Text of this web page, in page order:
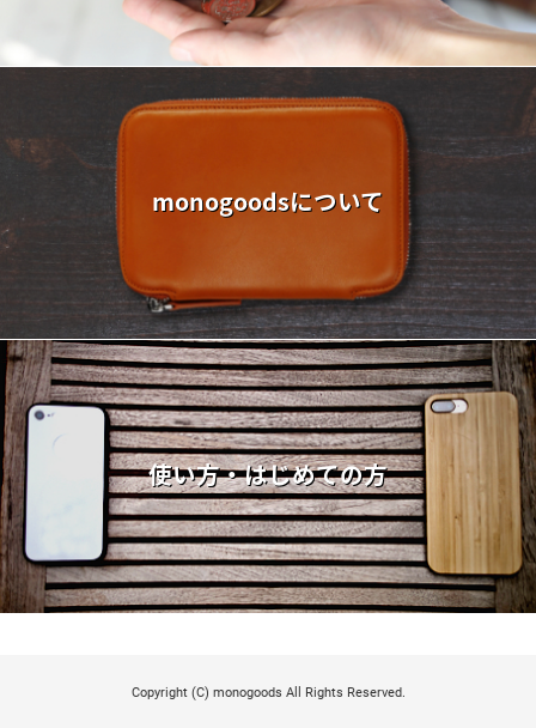
monogoodsについて
使い方・はじめての方
Copyright (C) monogoods All Rights Reserved.